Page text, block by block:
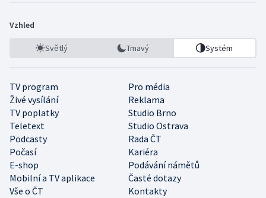
Vzhled
Světlý Tmavý Systém
TV program
Pro média
Živé vysílání
Reklama
TV poplatky
Studio Brno
Teletext
Studio Ostrava
Podcasty
Rada ČT
Počasí
Kariéra
E-shop
Podávání námětů
Mobilní a TV aplikace
Časté dotazy
Vše o ČT
Kontakty